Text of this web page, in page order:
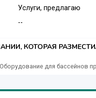
Услуги, предлагаю
--
КОТОРАЯ
для бассейнов